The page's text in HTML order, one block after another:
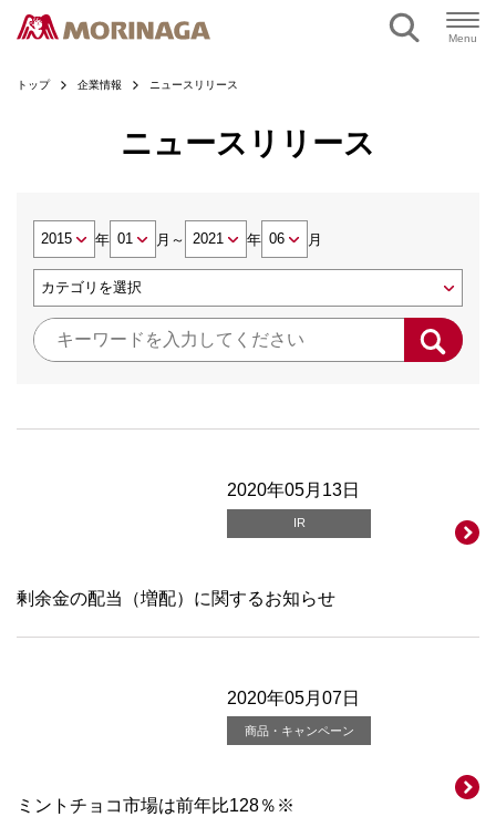
Menu
トップ 企業情報 ニュースリリース
ニュースリリース
年 月 ～ 年 月
2020年05月13日
IR
剰余金の配当（増配）に関するお知らせ
2020年05月07日
商品・キャンペーン
ミントチョコ市場は前年比128％※